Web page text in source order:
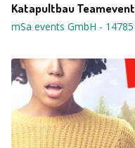
Katapultbau Teamevent
mSa events GmbH - 14785